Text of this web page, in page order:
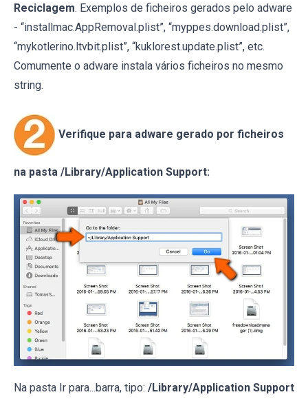
Reciclagem. Exemplos de ficheiros gerados pelo adware
- “installmac.AppRemoval.plist”, “myppes.download.plist”,
“mykotlerino.ltvbit.plist”, “kuklorest.update.plist”, etc.
Comumente o adware instala vários ficheiros no mesmo
string.
Verifique para adware gerado por ficheiros
na pasta /Library/Application Support:
Na pasta Ir para...barra, tipo: /Library/Application Support